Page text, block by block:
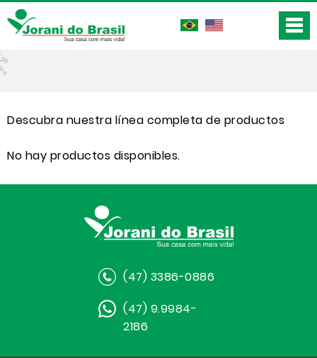
Descubra nuestra línea completa de productos
No hay productos disponibles.
(47) 3386-0886
(47) 9.9984-
2186